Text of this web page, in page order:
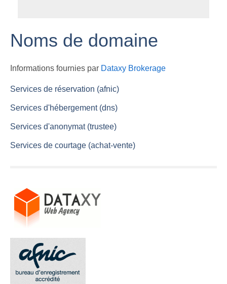
Noms de domaine
Informations fournies par Dataxy Brokerage
Services de réservation (afnic)
Services d'hébergement (dns)
Services d'anonymat (trustee)
Services de courtage (achat-vente)